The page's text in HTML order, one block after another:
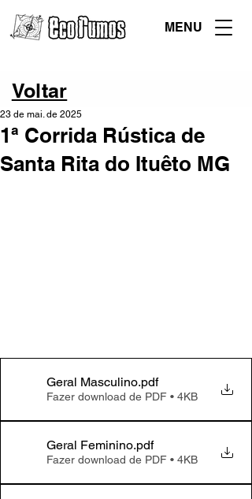
MENU
Voltar
1ª Corrida Rústica de
Santa Rita do Ituêto MG
23 de mai. de 2025
Geral Masculino.pdf
Fazer download de PDF • 4KB
Geral Feminino.pdf
Fazer download de PDF • 4KB